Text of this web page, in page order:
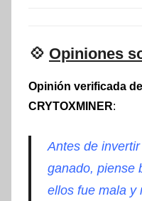
💠 Opiniones
Opinión verificada
CRYTOXMINER:
Antes de
ganado, piense
ellos fue mala y